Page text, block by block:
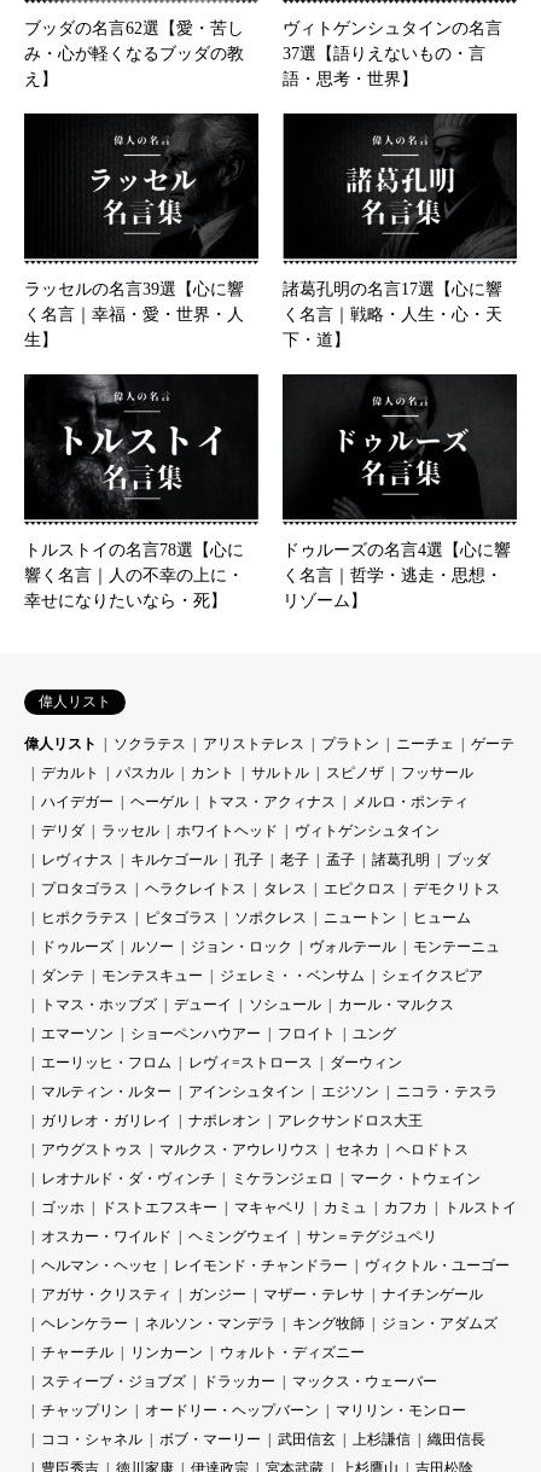
ブッダの名言62選【愛・苦し
み・心が軽くなるブッダの教
え】
ヴィトゲンシュタインの名言
37選【語りえないもの・言
語・思考・世界】
ラッセルの名言39選【心に響
く名言｜幸福・愛・世界・人
生】
諸葛孔明の名言17選【心に響
く名言｜戦略・人生・心・天
下・道】
トルストイの名言78選【心に
響く名言｜人の不幸の上に・
幸せになりたいなら・死】
ドゥルーズの名言4選【心に響
く名言｜哲学・逃走・思想・
リゾーム】
偉人リスト
偉人リスト ソクラテス アリストテレス プラトン ニーチェ
ゲーテ
デカルト
パスカル カント サルトル スピノザ
フッサール
ハイデガー
ヘーゲル トマス・アクィナス
メルロ・ポンティ
デリダ
ラッセル ホワイトヘッド
ヴィトゲンシュタイン
レヴィナス
キルケゴール 孔子 老子 孟子 諸葛孔明
ブッダ
プロタゴラス
ヘラクレイトス タレス エピクロス
デモクリトス
ヒポクラテス
ピタゴラス ソポクレス ニュートン
ヒューム
ドゥルーズ
ルソー ジョン・ロック ヴォルテール
モンテーニュ
ダンテ
モンテスキュー ジェレミ・・ベンサム
シェイクスピア
トマス・ホッブズ
デューイ ソシュール
カール・マルクス
エマーソン
ショーペンハウアー フロイト
ユング
エーリッヒ・フロム
レヴィ=ストロース
ダーウィン
マルティン・ルター
アインシュタイン エジソン
ニコラ・テスラ
ガリレオ・ガリレイ
ナポレオン
アレクサンドロス大王
アウグストゥス
マルクス・アウレリウス セネカ
ヘロドトス
レオナルド・ダ・ヴィンチ
ミケランジェロ
マーク・トウェイン
ゴッホ
ドストエフスキー マキャベリ カミュ カフカ
トルストイ
オスカー・ワイルド
ヘミングウェイ
サン＝テグジュペリ
ヘルマン・ヘッセ
レイモンド・チャンドラー
ヴィクトル・ユーゴー
アガサ・クリスティ
ガンジー マザー・テレサ
ナイチンゲール
ヘレンケラー
ネルソン・マンデラ キング牧師
ジョン・アダムズ
チャーチル
リンカーン
ウォルト・ディズニー
スティーブ・ジョブズ
ドラッカー
マックス・ウェーバー
チャップリン
オードリー・ヘップバーン
マリリン・モンロー
ココ・シャネル
ボブ・マーリー 武田信玄 上杉謙信
織田信長
豊臣秀吉
徳川家康 伊達政宗 宮本武蔵 上杉鷹山 吉田松陰